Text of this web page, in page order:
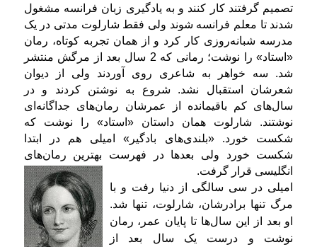
تصمیم گرفتند کار کنند و به یادگیری زبان فرانسه مشغول
شدند تا معلم فرانسه شوند ولی فقط شارلوت مدتی در یک
مدرسه شبانه‌روزی کار کرد و از همان تجربه کوتاه، رمان
«استاد» را نوشت؛ رمانی که 2 سال بعد از مرگش منتشر
شد. سه خواهر به شاعری روی آوردند ولی از دیوان
شعرشان استقبال نشد. شروع به نوشتن کردند و در
سال‌های کم باقیمانده از عمرشان رمان‌های جداگانه‌ای
نوشتند. شارلوت همان داستان «استاد» را نوشت که
شکست خورد. «بلندی‌های بادگیر» امیلی هم در ابتدا
شكست خورد ولی بعدها در فهرست بهترین رمان‌های
انگلیسی قرار گرفت.
امیلی در سی سالگی از دنیا رفت و با
مرگ تنها برادرشان، شارلوت، تنها شد.
او بعد از این سال‌ها تا پایان عمر، رمان
نوشت و درست یک سال بعد از